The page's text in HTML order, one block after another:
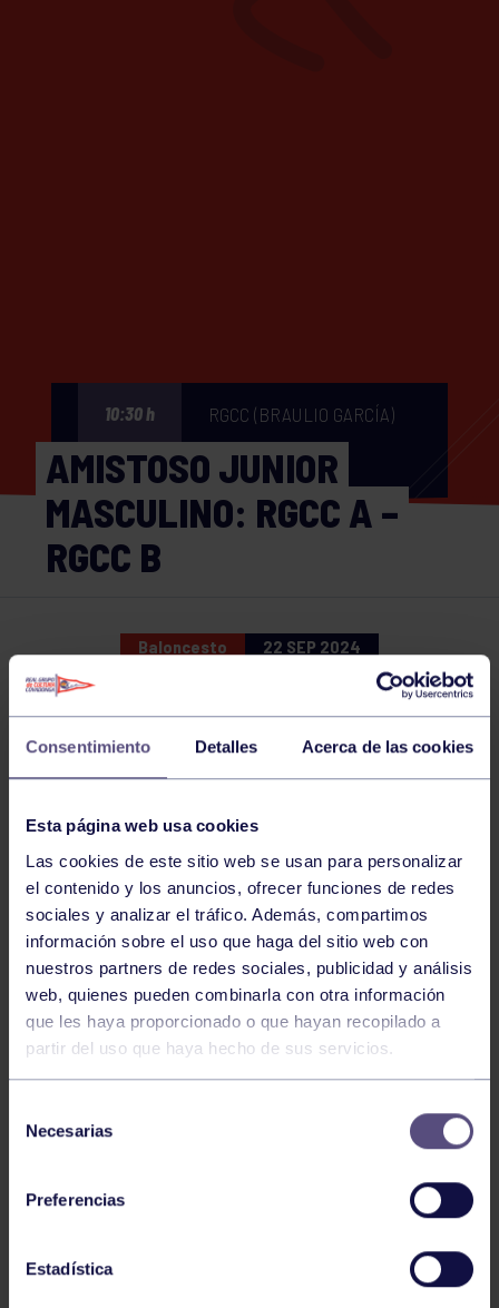
Consentimiento Detalles Acerca de las cookies
Esta página web usa cookies
Las cookies de este sitio web se usan para personalizar
el contenido y los anuncios, ofrecer funciones de redes
sociales y analizar el tráfico. Además, compartimos
información sobre el uso que haga del sitio web con
nuestros partners de redes sociales, publicidad y análisis
web, quienes pueden combinarla con otra información
que les haya proporcionado o que hayan recopilado a
partir del uso que haya hecho de sus servicios.
Necesarias
Preferencias
Estadística
10:30 h RGCC (BRAULIO GARCÍA)
AMISTOSO JUNIOR
MASCULINO: RGCC A –
RGCC B
Baloncesto 22 SEP 2024
Baloncesto 13 Abr 2026
ÚLTIMOS RESULTADOS DE LA SECCIÓN